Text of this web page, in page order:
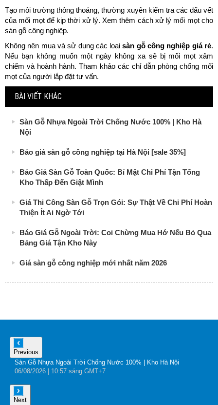
Tạo môi trường thông thoáng, thường xuyên kiểm tra các dấu vết
của mối mọt để kịp thời xử lý. Xem thêm cách xử lý mối mọt cho
sàn gỗ công nghiệp.
Không nên mua và sử dụng các loạisàn gỗ công nghiệp giá rẻ.
Nếu bạn không muốn một ngày không xa sẽ bị mối mọt xâm
chiếm và hoành hành. Tham khảo các chỉ dẫn phòng chống mối
mọt của người lắp đặt tư vấn.
BÀI VIẾT KHÁC
Sàn Gỗ Nhựa Ngoài Trời Chống Nước 100% | Kho Hà
Nội
Báo giá sàn gỗ công nghiệp tại Hà Nội [sale 35%]
Báo Giá Sàn Gỗ Toàn Quốc: Bí Mật Chi Phí Tận Tổng
Kho Thấp Đến Giật Mình
Giá Thi Công Sàn Gỗ Trọn Gói: Sự Thật Về Chi Phí Hoàn
Thiện Ít Ai Ngờ Tới
Báo Giá Gỗ Ngoài Trời: Coi Chừng Mua Hớ Nếu Bỏ Qua
Bảng Giá Tận Kho Này
Giá sàn gỗ công nghiệp mới nhất năm 2026
Previous
Sàn Gỗ Nhựa Ngoài Trời Chống Nước 100% | Kho Hà Nội
06/08/2026 | 10:57 sáng GMT+7
Next